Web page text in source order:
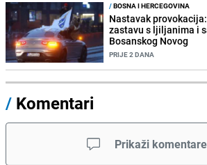
/BOSNA I HERCEGOVINA
Nastavak
zastavu s ljiljanima i
Bosanskog Novog
PRIJE 2 DANA
/ Komentari
Prikaži komentare